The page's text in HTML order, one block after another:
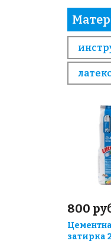
800
затирка